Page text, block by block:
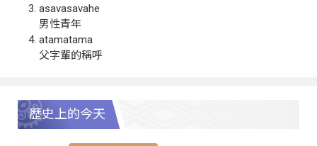
asavasavahe
男性青年
atamatama
父字輩的稱呼
歷史上的今天